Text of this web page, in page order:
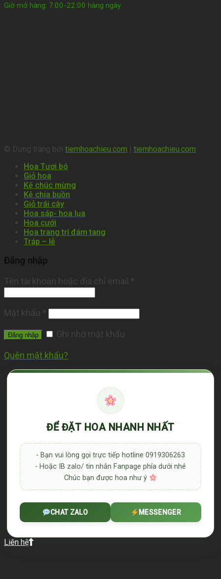
Giờ mở hàng: 7:00-22:00 hàng ngày
© Dựng trang bởi tiemhoachieu.com | tiemhoachieu.com
Hoa Tươi bó
Giỏ hoa
Kệ chúc mừng
Kệ chia buồn
Giỏ trái cây
Hoa sáp- hoa lụa
Hoa cưới
Hoa trang trí đám tang
Tráp – lễ
Đăng nhập
Tên tài khoản hoặc địa chỉ email *
Mật khẩu *
Đăng nhập Ghi nhớ mật khẩu
Quên mật khẩu?
ĐỂ ĐẶT HOA NHANH NHẤT
- Bạn vui lòng gọi trực tiếp hotline 0919306263
- Hoặc IB zalo/ tin nhắn Fanpage phía dưới nhé
Chúc bạn được hoa như ý
CHAT ZALO MESSENGER
Liên hệ